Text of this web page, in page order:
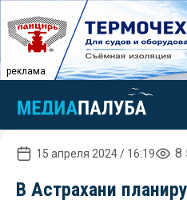
реклама
15 апреля 2024 / 16:19 8
В Астрахани